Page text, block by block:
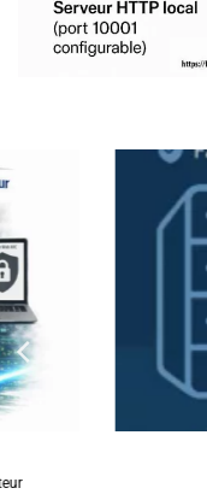
2025 TECH
SSH VPS